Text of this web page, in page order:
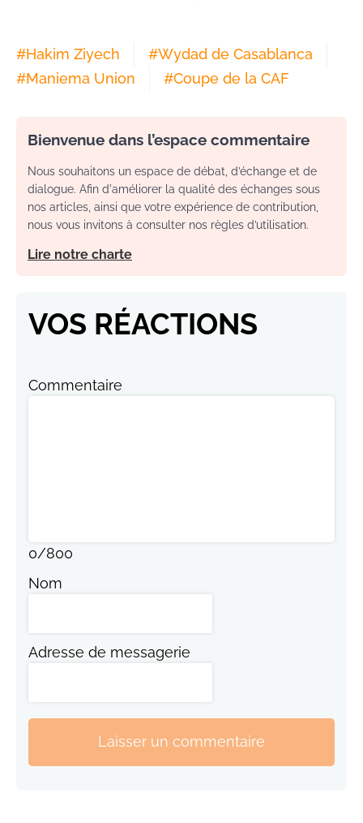
#Hakim Ziyech #Wydad de Casablanca
#Maniema Union #Coupe de la CAF
Bienvenue dans l’espace commentaire
Nous souhaitons un espace de débat, d’échange et de
dialogue. Afin d'améliorer la qualité des échanges sous
nos articles, ainsi que votre expérience de contribution,
nous vous invitons à consulter nos règles d’utilisation.
Lire notre charte
VOS RÉACTIONS
Commentaire
0/800
Nom
Adresse de messagerie
Laisser un commentaire